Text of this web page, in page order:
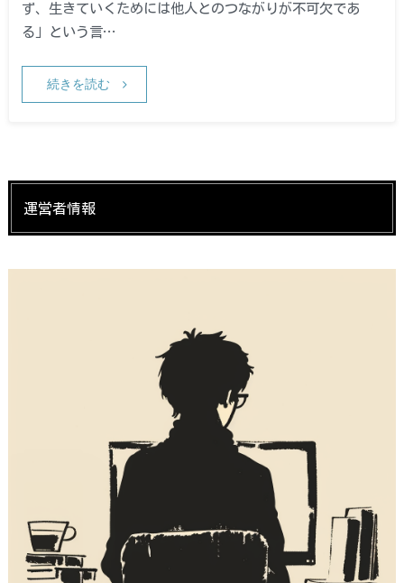
ず、生きていくためには他人とのつながりが不可欠であ
る」という言…
続きを読む
運営者情報